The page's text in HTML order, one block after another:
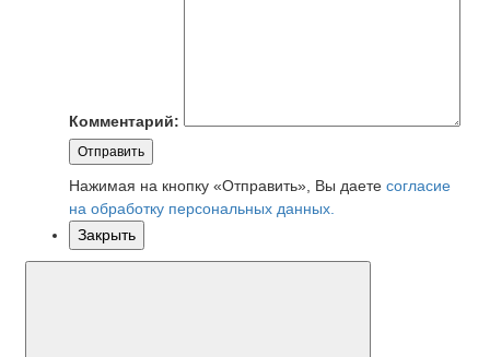
Комментарий:
Отправить
Нажимая на кнопку «Отправить», Вы даете согласие
на обработку персональных данных.
Закрыть